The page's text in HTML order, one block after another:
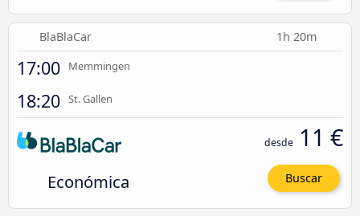
BlaBlaCar 1h 20m
17:00 Memmingen
18:20 St. Gallen
Económica
desde 11 €
Buscar